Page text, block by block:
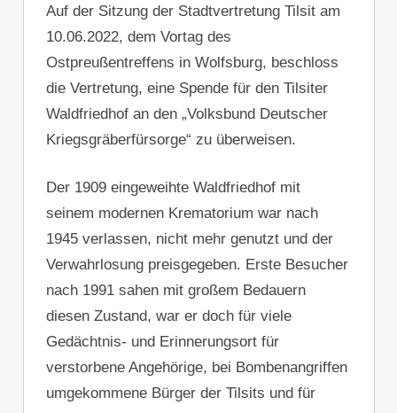
Auf der Sitzung der Stadtvertretung Tilsit am
10.06.2022, dem Vortag des
Ostpreußentreffens in Wolfsburg, beschloss
die Vertretung, eine Spende für den Tilsiter
Waldfriedhof an den „Volksbund Deutscher
Kriegsgräberfürsorge“ zu überweisen.
Der 1909 eingeweihte Waldfriedhof mit
seinem modernen Krematorium war nach
1945 verlassen, nicht mehr genutzt und der
Verwahrlosung preisgegeben. Erste Besucher
nach 1991 sahen mit großem Bedauern
diesen Zustand, war er doch für viele
Gedächtnis- und Erinnerungsort für
verstorbene Angehörige, bei Bombenangriffen
umgekommene Bürger der Tilsits und für